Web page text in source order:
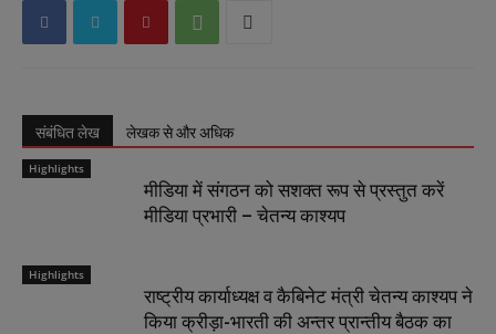
संबंधित लेख लेखक से और अधिक
Highlights
मीडिया में संगठन को सशक्त रूप से प्रस्तुत करें
मीडिया प्रभारी – चेतन्य काश्यप
Highlights
राष्ट्रीय कार्याध्यक्ष व कैबिनेट मंत्री चेतन्य काश्यप ने
किया क्रीड़ा-भारती की अन्तर प्रान्तीय बैठक का